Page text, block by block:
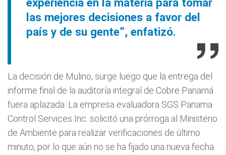
las mejores decisiones a favor del
país y de su gente”, enfatizó.
La decisión de Mulino, surge luego que la entrega del
informe final de la auditoría integral de Cobre Panamá
fuera aplazada. La empresa evaluadora SGS Panama
Control Services Inc. solicitó una prórroga al Ministerio
de Ambiente para realizar verificaciones de último
minuto, por lo que aún no se ha fijado una nueva fecha